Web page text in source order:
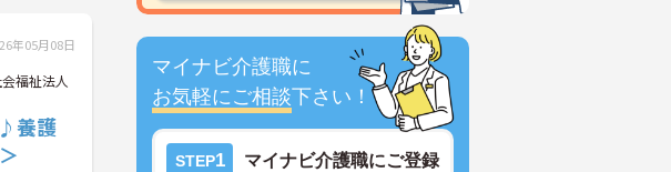
マイナビ介護職に
お気軽にご相談下さい！
STEP1 マイナビ介護職にご登録
年05月08日
福祉法人
養護